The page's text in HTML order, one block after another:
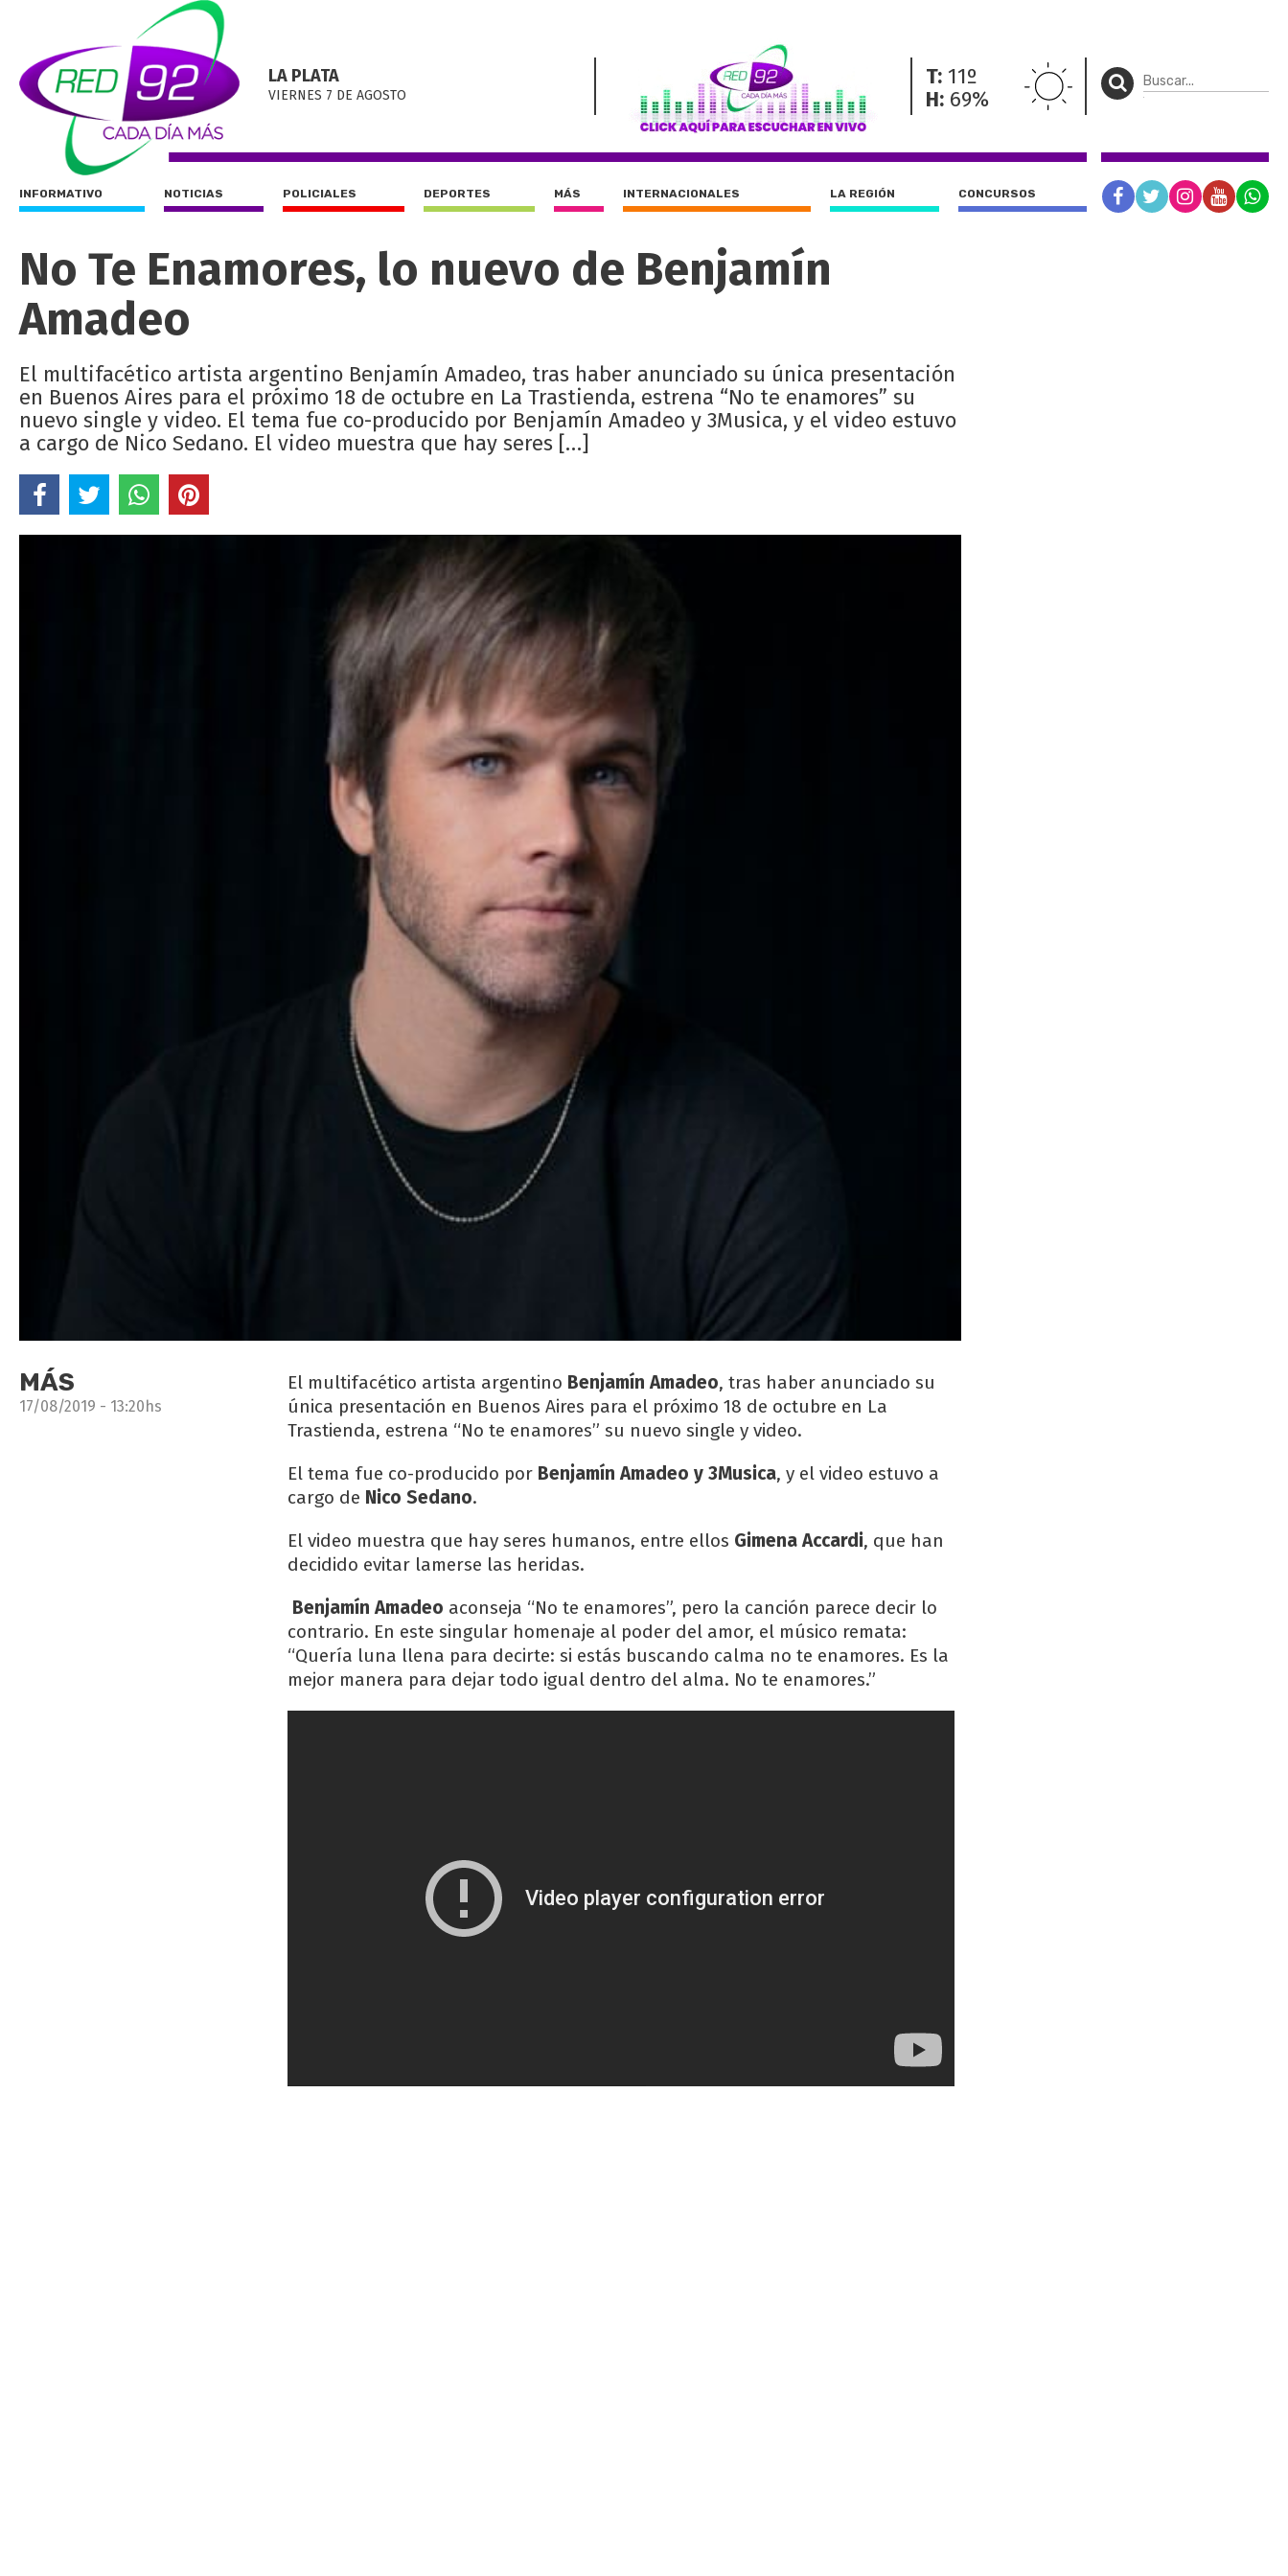
LA PLATA
VIERNES 7 DE AGOSTO
T: 11º
H: 69%
INFORMATIVO NOTICIAS POLICIALES DEPORTES MÁS INTERNACIONALES LA REGIÓN CONCURSOS
No Te Enamores, lo nuevo de Benjamín
Amadeo
El multifacético artista argentino Benjamín Amadeo, tras haber anunciado su única presentación
en Buenos Aires para el próximo 18 de octubre en La Trastienda, estrena “No te enamores” su
nuevo single y video. El tema fue co-producido por Benjamín Amadeo y 3Musica, y el video estuvo
a cargo de Nico Sedano. El video muestra que hay seres […]
MÁS
17/08/2019 - 13:20hs
El multifacético artista argentino Benjamín Amadeo, tras haber anunciado su
única presentación en Buenos Aires para el próximo 18 de octubre en La
Trastienda, estrena “No te enamores” su nuevo single y video.
El tema fue co-producido por Benjamín Amadeo y 3Musica, y el video estuvo a
cargo de Nico Sedano.
El video muestra que hay seres humanos, entre ellos Gimena Accardi, que han
decidido evitar lamerse las heridas.
Benjamín Amadeo aconseja “No te enamores”, pero la canción parece decir lo
contrario. En este singular homenaje al poder del amor, el músico remata:
“Quería luna llena para decirte: si estás buscando calma no te enamores. Es la
mejor manera para dejar todo igual dentro del alma. No te enamores.”